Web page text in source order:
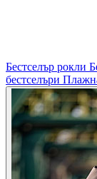
Бестселър рокли
бестселъри